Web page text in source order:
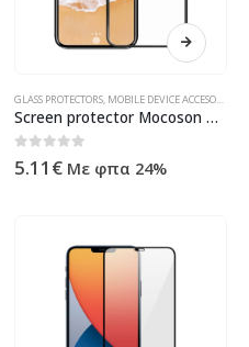
ΠΡΟΪΌΝΤΑ ΠΛΗΡΟΦΟΡΙΚΉΣ - ΚΙΝΗΤΉΣ
GLASS PROTECTORS MOBILE DEVICE ACCESORIES
Screen protector Mocoson Polymer Nano Ceramic, Matte, Full 5D, For iPhone XS Max, 0.3mm, Black – 52615
0out of 5
5.11 € Με φπα 24%